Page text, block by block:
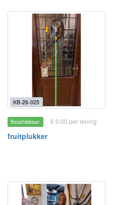
KB-26-025
Beschikbaar € 0.00 per lening
fruitplukker